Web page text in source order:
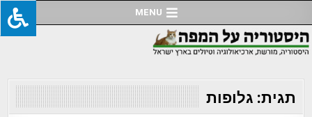
to
content
MENU
תגית: גלופות